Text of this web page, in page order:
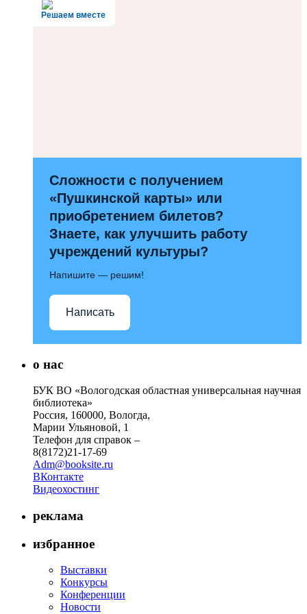
Решаем вместе
Сложности с получением
«Пушкинской карты» или
приобретением билетов?
Знаете, как улучшить работу
учреждений культуры?
Напишите — решим!
Написать
о нас
БУК ВО «Вологодская областная универсальная научная
библиотека»
Россия, 160000, Вологда,
Марии Ульяновой, 1
Телефон для справок –
8(8172)21-17-69
Adm@booksite.ru
ВКонтакте
Видеохостинг
реклама
избранное
Выставки
Конкурсы
Конференции
Новости